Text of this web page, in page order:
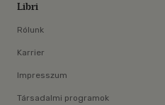
Libri
Rólunk
Karrier
Impresszum
Társadalmi programok